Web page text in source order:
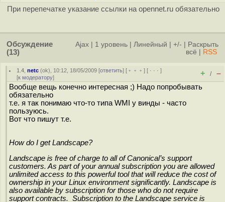
При перепечатке указание ссылки на opennet.ru обязательно
Обсуждение
(13)
Ajax 1 уровень Линейный +/-
Раскрыть
всё
RSS
1.4 ,netc (ok), 10:12, 18/05/2009 [ответить] [ ﹢﹢﹢] [ · · ·]
[к модератору] + / –
Вообще вещь конечно интересная ;) Надо попробывать
обязательно
т.е. я так понимаю что-то типа WMI у винды - часто
пользуюсь.
Вот что пишут т.е.
How do I get Landscape?
Landscape is free of charge to all of Canonical’s support
customers. As part of your annual subscription you are allowed
unlimited access to this powerful tool that will reduce the cost of
ownership in your Linux environment significantly. Landscape is
also available by subscription for those who do not require
support contracts. Subscription to the Landscape service is